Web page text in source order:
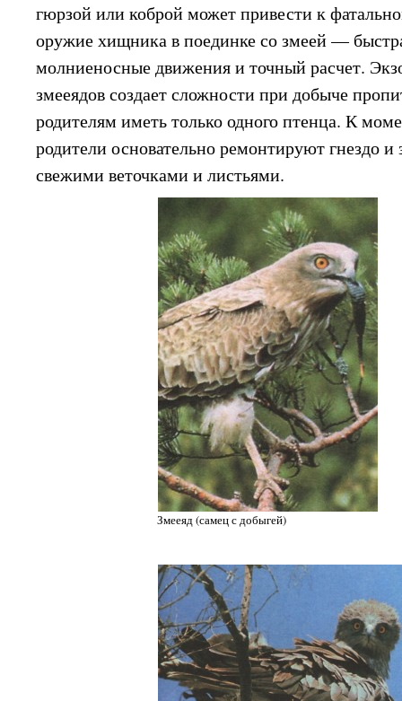
гюрзой или коброй может привести к
оружие хищника в поединке со змеей —
молниеносные движения и точный расчет.
змееядов создает сложности при добыче
родителям иметь только одного птенца. К
родители основательно ремонтируют гнездо
свежими веточками и листьями.
Змееяд (самец с добыгей)